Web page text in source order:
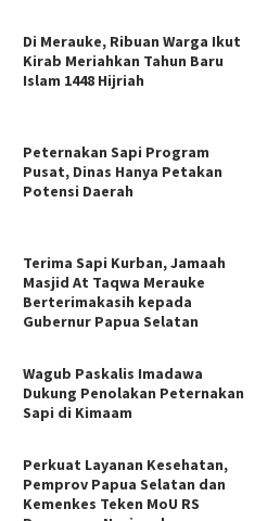
Di Merauke, Ribuan Warga Ikut
Kirab Meriahkan Tahun Baru
Islam 1448 Hijriah
Peternakan Sapi Program
Pusat, Dinas Hanya Petakan
Potensi Daerah
Terima Sapi Kurban, Jamaah
Masjid At Taqwa Merauke
Berterimakasih kepada
Gubernur Papua Selatan
Wagub Paskalis Imadawa
Dukung Penolakan Peternakan
Sapi di Kimaam
Perkuat Layanan Kesehatan,
Pemprov Papua Selatan dan
Kemenkes Teken MoU RS